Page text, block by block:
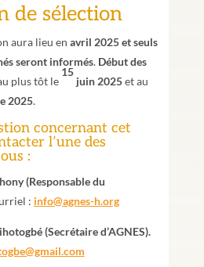
de sélection
aura lieu en avril 2025 et seuls
seront informés. Début des
plus tôt le
15
juin 2025et au
2025.
concernant cet
l’une des
:
(Responsable du
: info@agnes-h.org
(Secrétaire d’AGNES).